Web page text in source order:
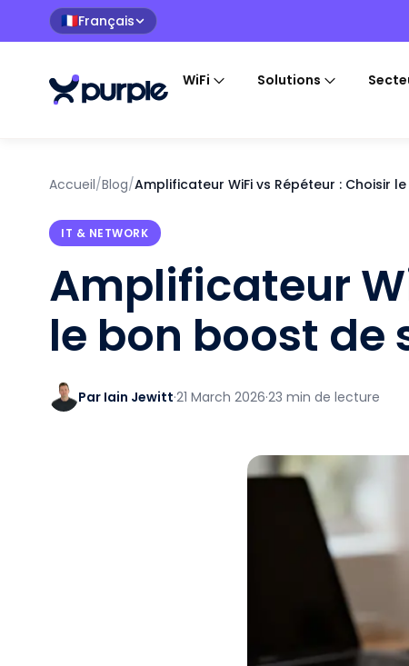
🇫🇷Français
WiFi Solutions
Accueil/Blog/Amplificateur WiFi vs Répéteur : Choisir
IT & NETWORK
Amplificateur
le bon boost de
Par Iain Jewitt·21 March 2026·23 min de lecture